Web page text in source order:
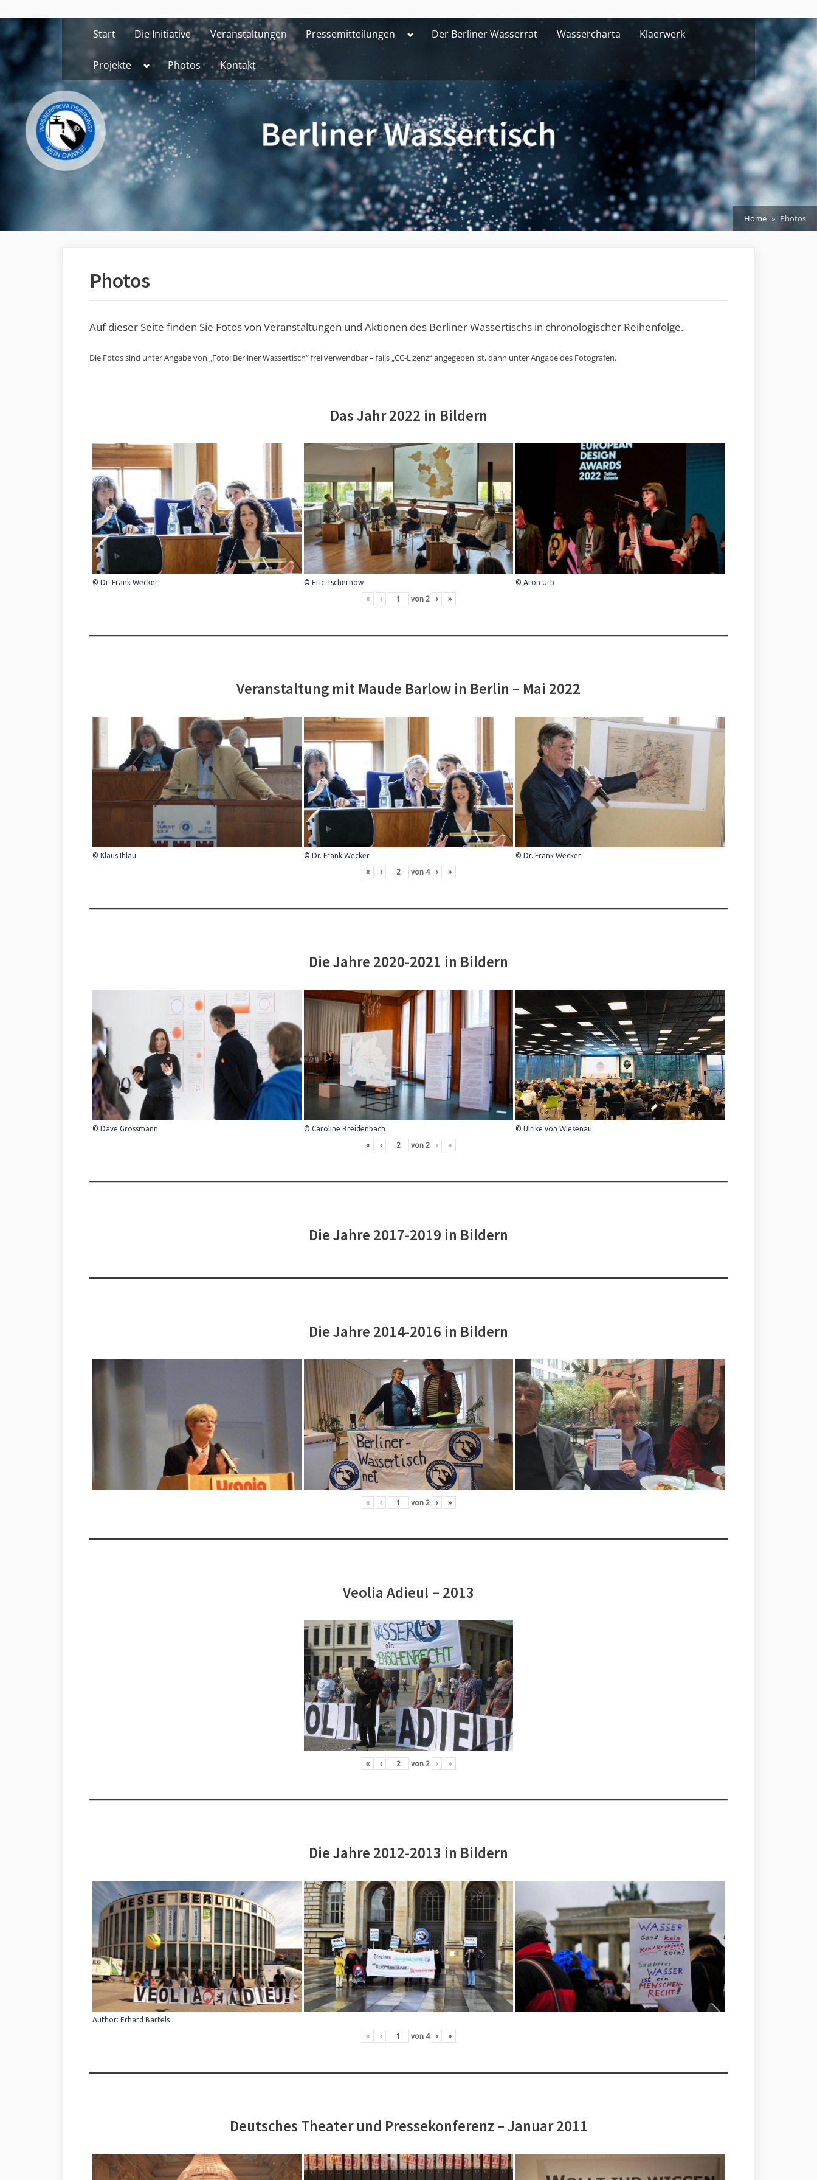
to
content
Start Die Initiative Veranstaltungen Pressemitteilungen ToggleDer Berliner Wasserrat Wassercharta Klaerwerk
Projekte Toggle
menu
Photos Kontakt
Home Photos
Photos
Auf dieser Seite finden Sie Fotos von Veranstaltungen und Aktionen des Berliner Wassertischs in chronologischer Reihenfolge.
Die Fotos sind unter Angabe von „Foto: Berliner Wassertisch“ frei verwendbar – falls „CC-Lizenz“ angegeben ist, dann unter Angabe des Fotografen.
Das Jahr 2022 in Bildern
© Dr. Frank Wecker © Eric Tschernow © Aron Urb
« ‹ von 2 › »
Veranstaltung mit Maude Barlow in Berlin – Mai 2022
© Klaus Ihlau © Dr. Frank Wecker © Dr. Frank Wecker
« ‹ von 4 › »
Die Jahre 2020-2021 in Bildern
© Dave Grossmann © Caroline Breidenbach © Ulrike von Wiesenau
« ‹ von 2 › »
Die Jahre 2017-2019 in Bildern
Die Jahre 2014-2016 in Bildern
« ‹ von 2 › »
Veolia Adieu! – 2013
« ‹ von 2 › »
Die Jahre 2012-2013 in Bildern
Author: Erhard Bartels
« ‹ von 4 › »
Deutsches Theater und Pressekonferenz – Januar 2011